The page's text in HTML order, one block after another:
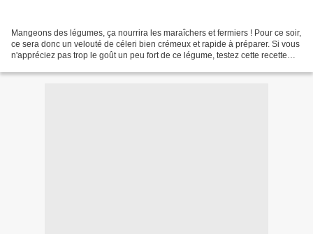
Mangeons des légumes, ça nourrira les maraîchers et fermiers ! Pour ce soir,
ce sera donc un velouté de céleri bien crémeux et rapide à préparer. Si vous
n'appréciez pas trop le goût un peu fort de ce légume, testez cette recette